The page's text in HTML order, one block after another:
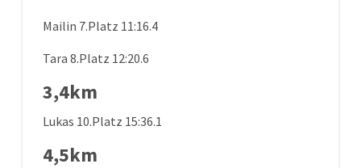
Mailin 7.Platz 11:16.4
Tara 8.Platz 12:20.6
3,4km
Lukas 10.Platz 15:36.1
4,5km